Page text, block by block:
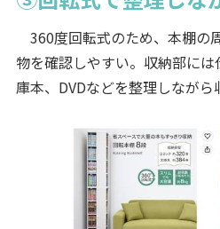
360度回転式のため、本棚の
物を確認しやすい。収納部に
庫本、DVDなどを整理しながら